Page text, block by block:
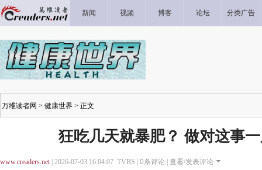
新闻 视频 博客 论坛 分类广告
万维读者网 > 健康世界 > 正文
狂吃几天就暴肥？ 做对这事
www.creaders.net| 2026-07-03 16:04:07 TVBS | 0条评论 | 查看/发表评论